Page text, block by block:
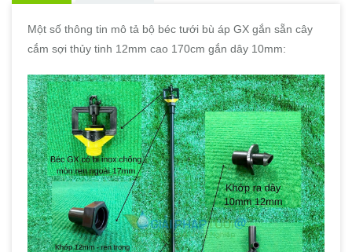
Một số thông tin mô tả bộ béc tưới bù áp GX gắn sẵn cây
cắm sợi thủy tinh 12mm cao 170cm gắn dây 10mm: